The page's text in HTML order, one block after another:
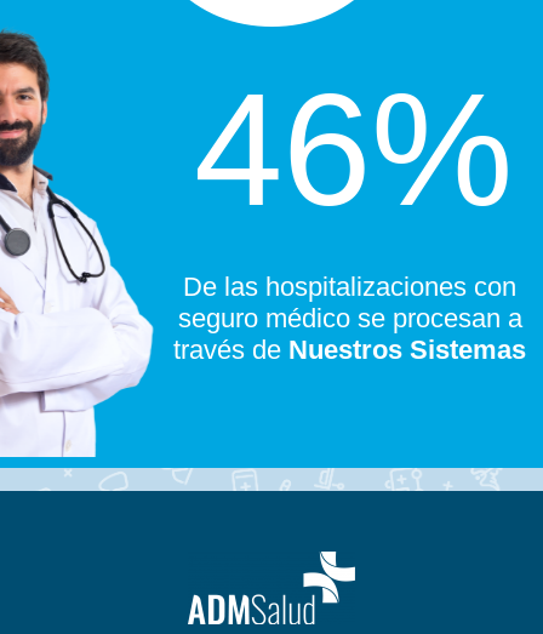
47%
De las hospitalizaciones con
seguro médico se procesan a
través de Nuestros Sistemas